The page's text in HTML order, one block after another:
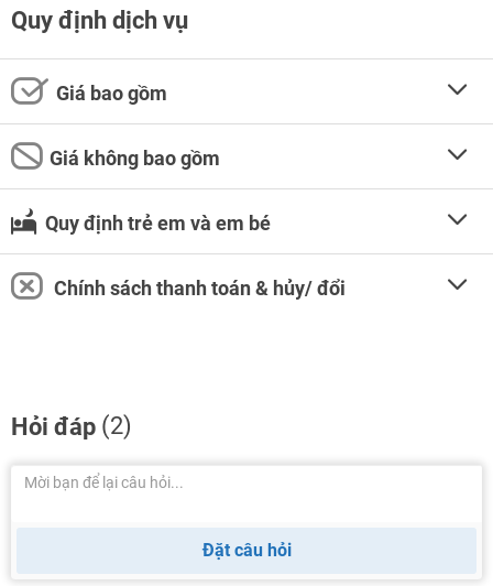
Quy định dịch vụ
Giá bao gồm
Giá không bao gồm
Quy định trẻ em và em bé
Chính sách thanh toán & hủy/ đổi
Hỏi đáp (2)
Đặt câu hỏi